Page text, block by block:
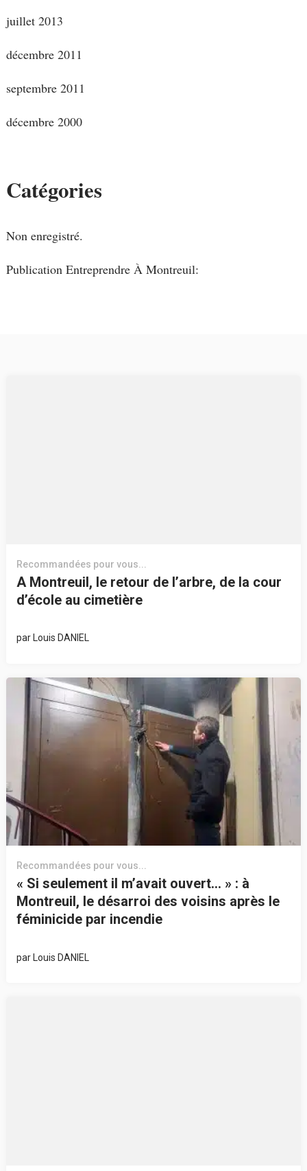
juillet 2013
décembre 2011
septembre 2011
décembre 2000
Catégories
Non enregistré.
Publication Entreprendre À Montreuil:
Recommandées pour vous...
A Montreuil, le retour de l’arbre, de la cour
d’école au cimetière
par Louis DANIEL
Recommandées pour vous...
« Si seulement il m’avait ouvert… » : à
Montreuil, le désarroi des voisins après le
féminicide par incendie
par Louis DANIEL